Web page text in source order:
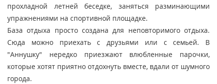
прохладной летней беседке, заняться разминающими
упражнениями на спортивной площадке.
База отдыха просто создана для неповторимого отдыха.
Сюда можно приехать с друзьями или с семьей. В
"Аннушку" нередко приезжают влюбленные парочки,
которые хотят приятно отдохнуть вместе, вдали от шумного
города.